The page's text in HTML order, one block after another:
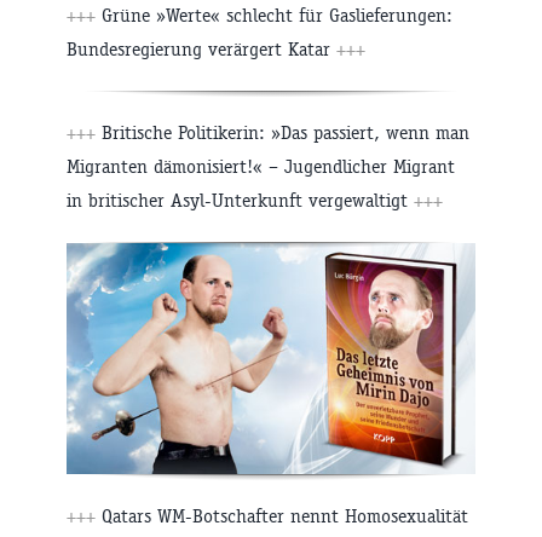
+++ Grüne »Werte« schlecht für Gaslieferungen:
Bundesregierung verärgert Katar +++
+++ Britische Politikerin: »Das passiert, wenn man
Migranten dämonisiert!« – Jugendlicher Migrant
in britischer Asyl-Unterkunft vergewaltigt +++
+++ Qatars WM-Botschafter nennt Homosexualität